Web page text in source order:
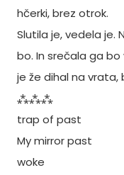
hčerki, brez otrok.
Slutila je, vedela je.
bo. In srečala ga bo
je že dihal na vrata,
⁂⁂⁂
trap of past
My mirror past
woke